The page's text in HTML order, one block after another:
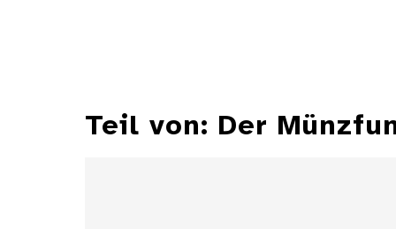
Teil von: Der